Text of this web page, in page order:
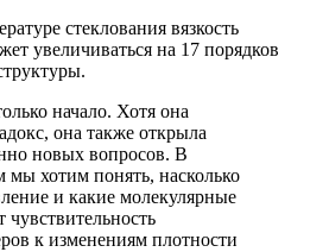
стеклования вязкость
увеличиваться на 17 порядков
начало. Хотя она
она также открыла
новых вопросов. В
хотим понять, насколько
и какие молекулярные
к изменениям плотности